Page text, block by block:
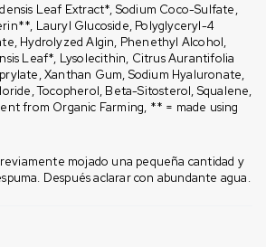
Leaf Extract*, Sodium Coco-Sulfate,
Lauryl Glucoside, Polyglyceryl-4
Hydrolyzed Algin, Phenethyl Alcohol,
Leaf*, Lysolecithin, Citrus Aurantifolia
Xanthan Gum, Sodium Hyaluronate,
Tocopherol, Beta-Sitosterol, Squalene,
from Organic Farming, ** = made using
mojado una pequeña cantidad y
Después aclarar con abundante agua.